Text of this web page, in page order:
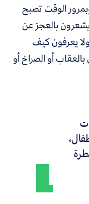
الوقت تصبح
بالعجز عن
يعرفون كيف
أو الصراخ أو